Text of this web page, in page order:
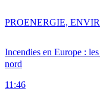
Incendies en Europe :
nord
11:46
PROENERGIE,